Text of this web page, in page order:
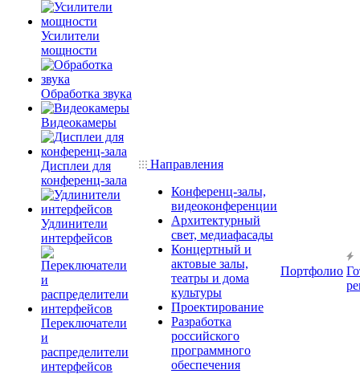
Усилители
мощности
Обработка звука
Видеокамеры
Дисплеи для
конференц-зала
Удлинители
интерфейсов
Переключатели
и
распределители
интерфейсов
Направления
Конференц-залы,
видеоконференции
Архитектурный
свет, медиафасады
Концертный и
актовые залы,
театры и дома
культуры
Проектирование
Разработка
российского
программного
обеспечения
Портфолио